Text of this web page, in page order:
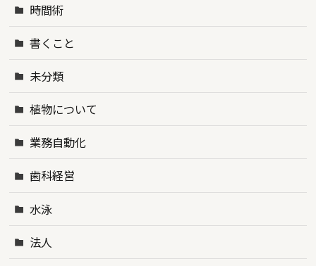
時間術
書くこと
未分類
植物について
業務自動化
歯科経営
水泳
法人